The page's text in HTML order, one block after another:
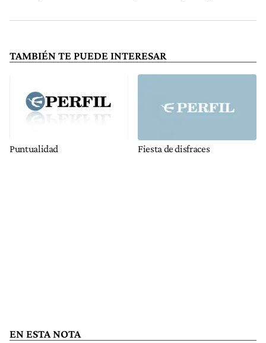
TAMBIÉN TE PUEDE INTERESAR
Puntualidad Fiesta de disfraces
EN ESTA NOTA